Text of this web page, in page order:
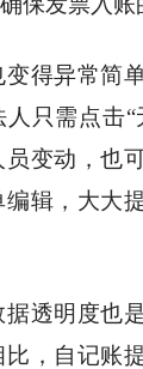
得异常简
只需点击“
变动，也
辑，大大
透明度也
，自记账